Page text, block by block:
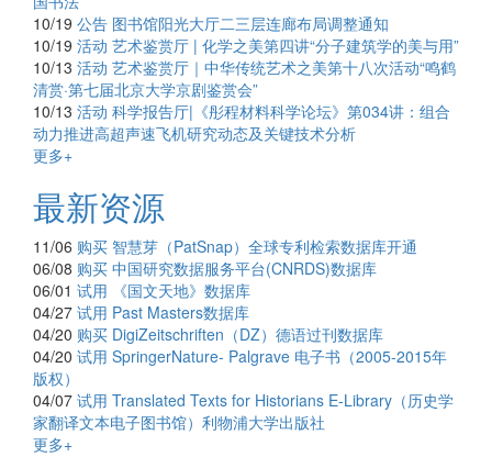
10/19 公告 图书馆阳光大厅二三层连廊布局调整通知
10/19 活动 艺术鉴赏厅 | 化学之美第四讲“分子建筑学的美与用”
10/13 活动 艺术鉴赏厅｜中华传统艺术之美第十八次活动“鸣鹤
清赏·第七届北京大学京剧鉴赏会”
10/13 活动 科学报告厅|《彤程材料科学论坛》第034讲：组合
动力推进高超声速飞机研究动态及关键技术分析
更多+
最新资源
11/06 购买 智慧芽（PatSnap）全球专利检索数据库开通
06/08 购买 中国研究数据服务平台(CNRDS)数据库
06/01 试用
《国文天地》数据库
04/27 试用 Past Masters数据库
04/20 购买 DigiZeitschriften（DZ）德语过刊数据库
04/20 试用 SpringerNature- Palgrave 电子书（2005-2015年
版权）
04/07 试用 Translated Texts for Historians E-Library（历史学
家翻译文本电子图书馆）利物浦大学出版社
更多+